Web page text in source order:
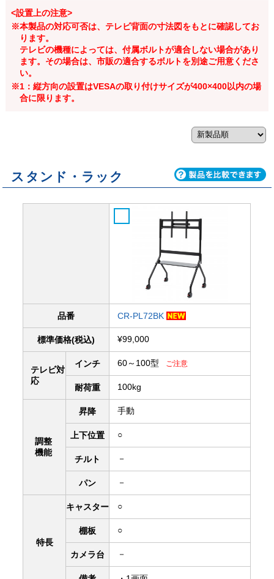
<設置上の注意>
※本製品の対応可否は、テレビ背面の寸法図をもとに確認してお
ります。
テレビの機種によっては、付属ボルトが適合しない場合があり
ます。その場合は、市販の適合するボルトを別途ご用意くださ
い。
※1：縦方向の設置はVESAの取り付けサイズが400×400以内の場
合に限ります。
スタンド・ラック
品番 CR-PL72BK
標準価格(税込) ¥99,000
テレビ対
応
インチ 60～100型 ご注意
耐荷重 100kg
調整
機能
昇降 手動
上下位置 ○
チルト －
パン －
特長
キャスター ○
棚板 ○
カメラ台 －